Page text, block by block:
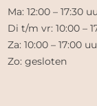
Ma: 12:00 – 17:30
Di t/m vr: 10:00 –
Za: 10:00 – 17:00
Zo: gesloten